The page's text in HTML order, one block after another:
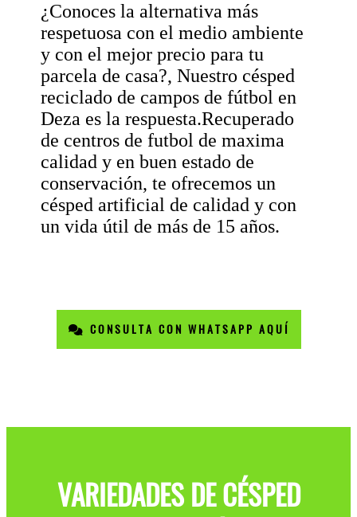
¿Conoces la alternativa más
respetuosa con el medio ambiente
y con el mejor precio para tu
parcela de casa?, Nuestro césped
reciclado de campos de fútbol en
Deza es la respuesta.Recuperado
de centros de futbol de maxima
calidad y en buen estado de
conservación, te ofrecemos un
césped artificial de calidad y con
un vida útil de más de 15 años.
CONSULTA CON WHATSAPP AQUÍ
VARIEDADES DE CÉSPED